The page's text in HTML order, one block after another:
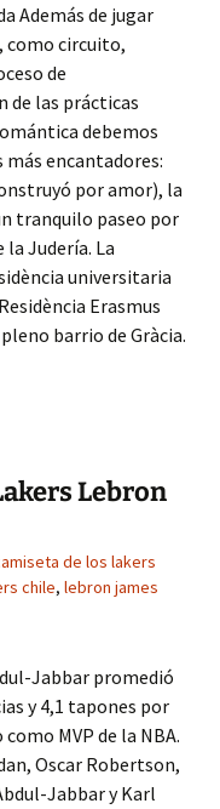
Además de jugar
como circuito,
de
de las prácticas
debemos
encantadores:
por amor), la
tranquilo paseo por
Judería. La
universitaria
Erasmus
barrio de Gràcia.
Lebron
de los lakers
chile, lebron james
Jabbar promedió
y 4,1 tapones por
MVP de la NBA.
Oscar Robertson,
Jabbar y Karl